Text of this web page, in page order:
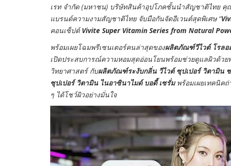
เรท จำกัด (มหาชน) บริษัทสินค้าอุปโภคชั้นนำสัญชาติไทย คุ
แบรนด์ความงามสัญชาติไทย จับมือกันจัดอีเวนต์สุดพิเศษ “
คอนเซ็ปต์Vivite Super Vitamin Series from Natural
พร้อมเผยโฉมพรีเซนเตอร์คนล่าสุดของผลิตภัณฑ์วีไวต์ โรลอ
เปิดประสบการณ์ความหอมสุดอ่อนโยนพร้อมช่วยดูแลผิวด้ว
วิทยาศาสตร์ กับผลิตภัณฑ์ระงับกลิ่น วีไวต์ ซุปเปอร์ วิตามิน
ซุปเปอร์ วิตามิน ไนอาซินาไมด์ บอดี้ เซรั่ม พร้อมเผยเทคนิค
ๆ ได้โชว์ผิวอย่างมั่นใจ